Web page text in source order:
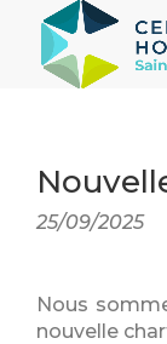
25/09/2025
Nous
nouvelle